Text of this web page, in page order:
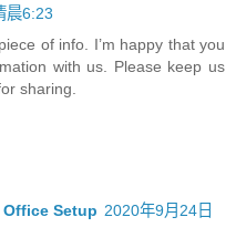
晨6:23
of info. I’m happy that you
with us. Please keep us
sharing.
Setup 2020年9月24日